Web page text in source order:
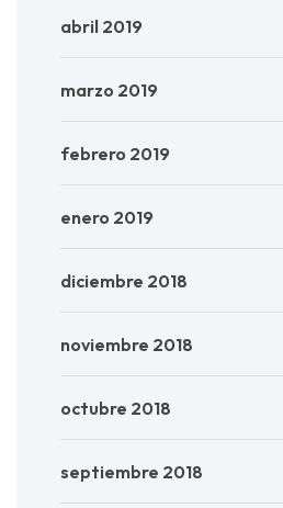
abril 2019
marzo 2019
febrero 2019
enero 2019
diciembre 2018
noviembre 2018
octubre 2018
septiembre 2018